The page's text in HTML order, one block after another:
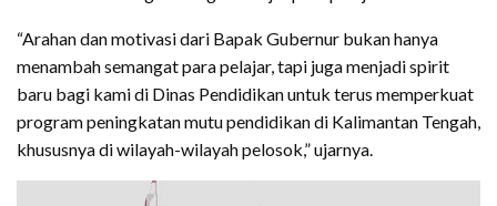
“Arahan dan motivasi dari Bapak Gubernur bukan hanya
menambah semangat para pelajar, tapi juga menjadi spirit
baru bagi kami di Dinas Pendidikan untuk terus memperkuat
program peningkatan mutu pendidikan di Kalimantan Tengah,
khususnya di wilayah-wilayah pelosok,” ujarnya.